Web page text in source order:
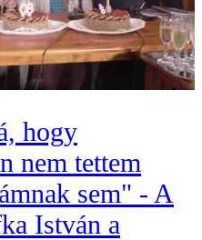
hogy
nem tettem
sem" - A
István a